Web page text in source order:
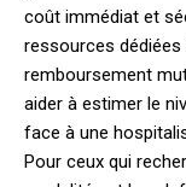
coût immédiat et
ressources
remboursement
aider à estimer le
face à une
Pour ceux qui